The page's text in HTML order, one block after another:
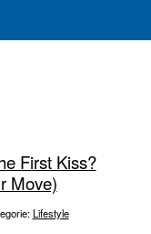
First Kiss?
Move)
Lifestyle